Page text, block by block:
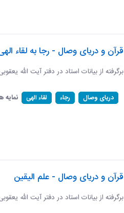
قرآن و دریای وصال - رجا به لقاء
برگرفته از بیانات استاد در دفتر آیت الله یعقوبی
دریای وصال رجاء لقاء الهی نمایه
قرآن و دریای وصال - علم الیقین
برگرفته از بیانات استاد در دفتر آیت الله یعقوبی